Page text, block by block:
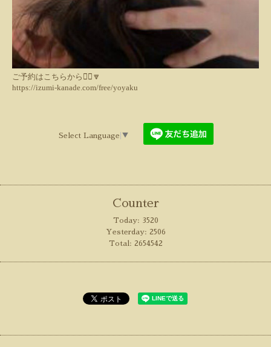
ご予約はこちらから💁‍♀️🔽
https://izumi-kanade.com/free/yoyaku
Select Language ▼
Counter
Today: 3520
Yesterday: 2506
Total: 2654542